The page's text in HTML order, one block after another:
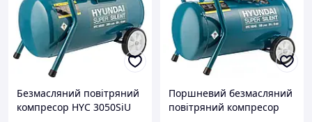
Безмасляний повітряний
компресор HYC 3050SiU
Поршневий безмасляний
повітряний компресор